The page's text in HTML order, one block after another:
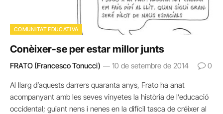
COMUNITAT EDUCATIVA
Conèixer-se per estar millor junts
FRATO (Francesco Tonucci) 10 de setembre de 2014 0
Al llarg d’aquests darrers quaranta anys, Frato ha anat
acompanyant amb les seves vinyetes la història de l’educació
occidental; guiant nens i nenes en la difícil tasca de créixer al